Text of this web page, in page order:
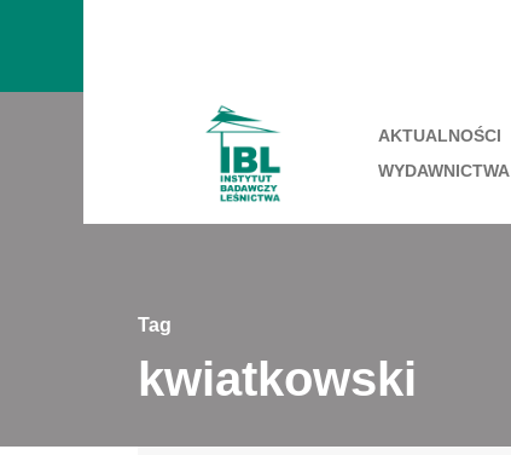
AKTUALNOŚCI
WYDAWNICTWA
Tag
kwiatkowski